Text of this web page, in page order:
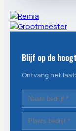
Blijf op de
Ontvang het